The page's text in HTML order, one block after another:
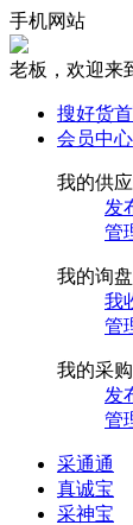
手机网站
老板，欢迎来
搜好货
会员中心
我的供应
发
管
我的询盘
我
管
我的采购
发
管
采通通
真诚宝
采神宝